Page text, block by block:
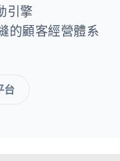
引擎
的顧客經營體系
台